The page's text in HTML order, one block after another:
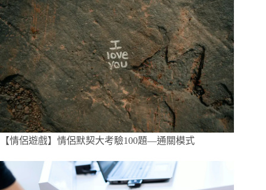
【情侶遊戲】情侶默契大考驗100題—通關模式